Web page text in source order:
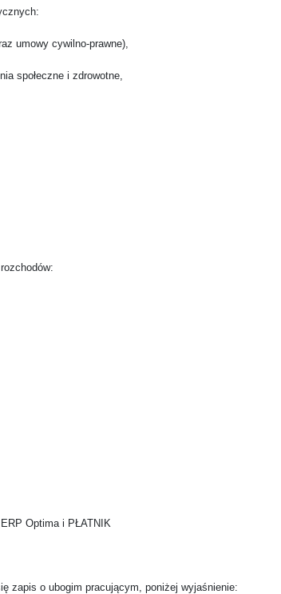
umowy cywilno-prawne),
społeczne i zdrowotne,
Optima i PŁATNIK
zapis o ubogim pracującym, poniżej wyjaśnienie: